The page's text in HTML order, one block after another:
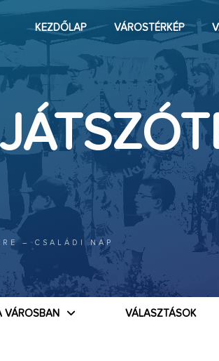
KEZDŐLAP VÁROSTÉRKÉP
– CSALÁDI NAP
VÁROSBAN VÁLASZTÁSOK